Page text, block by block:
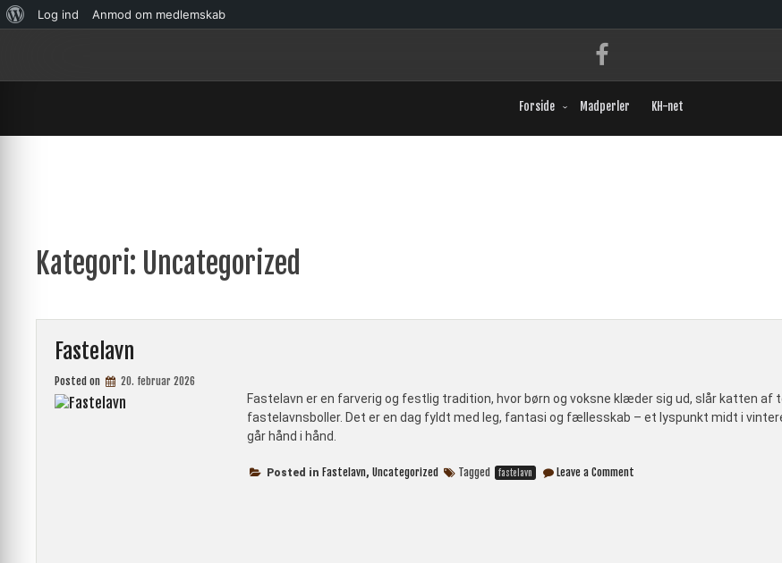
OmLog ind Anmod om medlemskab
Forside Madperler KH-net
Kategori: Uncategorized
Fastelavn
Posted on 20. februar 2026
Fastelavn er en farverig og festlig tradition, hvor børn og voksne klæder sig ud, slår katten af
fastelavnsboller. Det er en dag fyldt med leg, fantasi og fællesskab – et lyspunkt midt i
går hånd i hånd.
Posted in Fastelavn, Uncategorized Tagged fastelavn Leave a Comment